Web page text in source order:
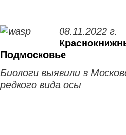
08.11.2022 г.
Подмосковье
Биологи выявили в
редкого вида осы